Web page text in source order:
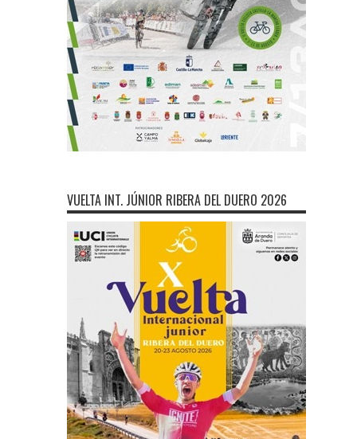
VUELTA INT. JÚNIOR RIBERA DEL DUERO 2026